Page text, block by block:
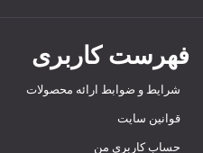
فهرست کاربری
شرایط و ضوابط ارائه محصولات
قوانین سایت
حساب کاربری من